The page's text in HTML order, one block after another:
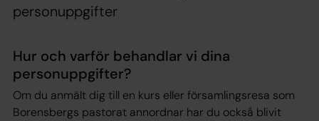
personuppgifter
Hur och varför behandlar vi dina
personuppgifter?
Om du anmält dig till en kurs eller församlingsresa som
Borensbergs pastorat annordnar har du också blivit